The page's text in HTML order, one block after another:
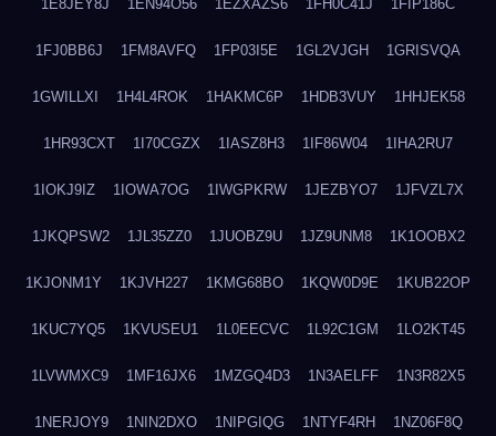
1E8JEY8J 1EN94O56 1EZXAZS6 1FH0C41J 1FIP186C
1FJ0BB6J 1FM8AVFQ 1FP03I5E 1GL2VJGH 1GRISVQA
1GWILLXI 1H4L4ROK 1HAKMC6P 1HDB3VUY 1HHJEK58
1HR93CXT 1I70CGZX 1IASZ8H3 1IF86W04 1IHA2RU7
1IOKJ9IZ 1IOWA7OG 1IWGPKRW 1JEZBYO7 1JFVZL7X
1JKQPSW2 1JL35ZZ0 1JUOBZ9U 1JZ9UNM8 1K1OOBX2
1KJONM1Y 1KJVH227 1KMG68BO 1KQW0D9E 1KUB22OP
1KUC7YQ5 1KVUSEU1 1L0EECVC 1L92C1GM 1LO2KT45
1LVWMXC9 1MF16JX6 1MZGQ4D3 1N3AELFF 1N3R82X5
1NERJOY9 1NIN2DXO 1NIPGIQG 1NTYF4RH 1NZ06F8Q